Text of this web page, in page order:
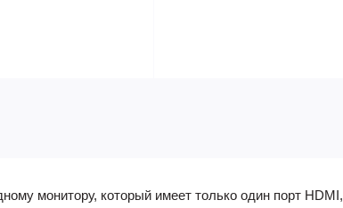
монитору, который имеет только один порт HDMI,